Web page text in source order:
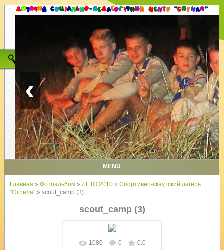
‹
MENU
Главная » Фотоальбом» ЛЕТО 2010» Спортивно-скаутский лагерь
"Стрела"» scout_camp (3)
scout_camp (3)
В реальном размере
1080 0 0.0